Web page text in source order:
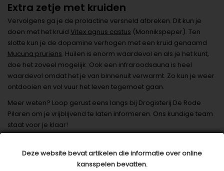
Deze website bevat artikelen die informatie over online
kansspelen bevatten.
Extra zetje met kruiden
Vervolgens ga je de prolactine versneld afbreken. Dit kun je
doen met het kruid Vitex agnus castus (Monnikspeper). Ten
slotte kun je de dopamine verhogen met een kruid genaamd
Mucuna pruriens. Huilen is enorm waardevol en als je het kunt,
doe het zoveel mogelijk. Ook een infraroodsauna is heel
waardevol omdat het je van binnenuit verwarmt. Zo kun je weer
ontdooien en vol vuur het leven tegemoet gaan.
Meer weten? Loop gerust eens langs bij Drogisterij De Rode
Pilaren om je vrijblijvend te laten informeren. Ons kundige team
staat voor je klaar!